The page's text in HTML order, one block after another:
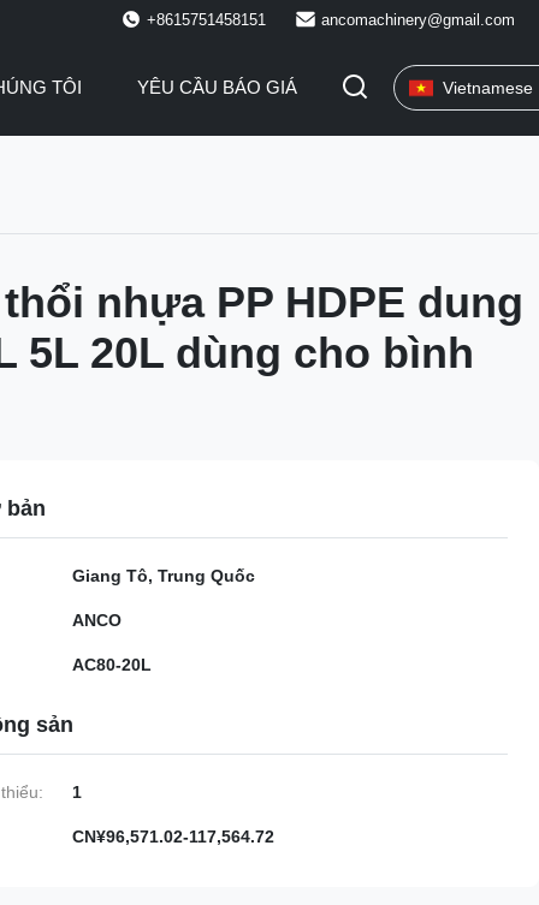
+8615751458151 ancomachinery@gmail.com
TÔI YÊU CẦU BÁO GIÁ Vietnamese
nhựa PP HDPE dung
5L 20L dùng cho bình
bản
Giang Tô, Trung Quốc
ANCO
AC80-20L
sản
1
CN¥96,571.02-117,564.72